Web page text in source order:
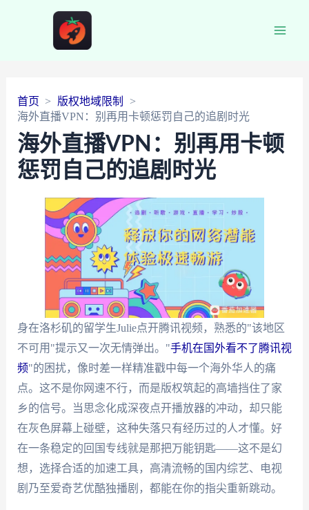
首页
版权地域限制
海外直播VPN：别再用卡顿惩罚自己的追剧时光
海外直播VPN：别再用卡顿
惩罚自己的追剧时光
身在洛杉矶的留学生Julie点开腾讯视频，熟悉的"该地区
不可用"提示又一次无情弹出。"手机在国外看不了腾讯视
频"的困扰，像时差一样精准戳中每一个海外华人的痛
点。这不是你网速不行，而是版权筑起的高墙挡住了家
乡的信号。当思念化成深夜点开播放器的冲动，却只能
在灰色屏幕上碰壁，这种失落只有经历过的人才懂。好
在一条稳定的回国专线就是那把万能钥匙——这不是幻
想，选择合适的加速工具，高清流畅的国内综艺、电视
剧乃至爱奇艺优酷独播剧，都能在你的指尖重新跳动。